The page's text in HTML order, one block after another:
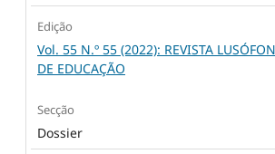
Edição
Vol. 55 N.º 55 (2022): REVISTA
DE EDUCAÇÃO
Secção
Dossier